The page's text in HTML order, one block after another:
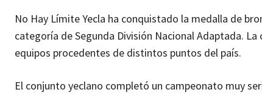
No Hay Límite Yecla ha conquistado la medalla de
categoría de Segunda División Nacional Adaptada.
equipos procedentes de distintos puntos del país.
El conjunto yeclano completó un campeonato muy